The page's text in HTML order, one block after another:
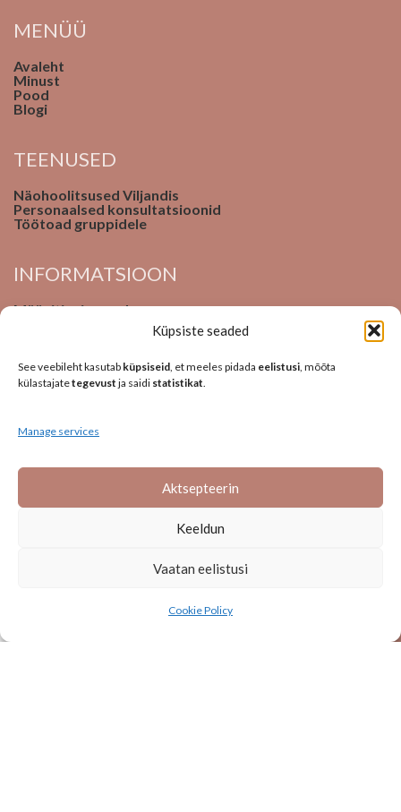
Küpsiste seaded
See veebileht kasutab küpsiseid, et meeles pidada eelistusi, mõõta
külastajatetegevust ja saidi statistikat.
Manage services
Aktsepteerin
Keeldun
Vaatan eelistusi
Cookie Policy
MENÜÜ
Avaleht
Minust
Pood
Blogi
TEENUSED
Näohoolitsused Viljandis
Personaalsed konsultatsioonid
Töötoad gruppidele
INFORMATSIOON
Müügitingimused